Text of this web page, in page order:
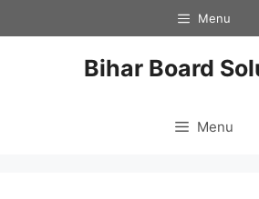
to
Menu
Bihar Board
Menu